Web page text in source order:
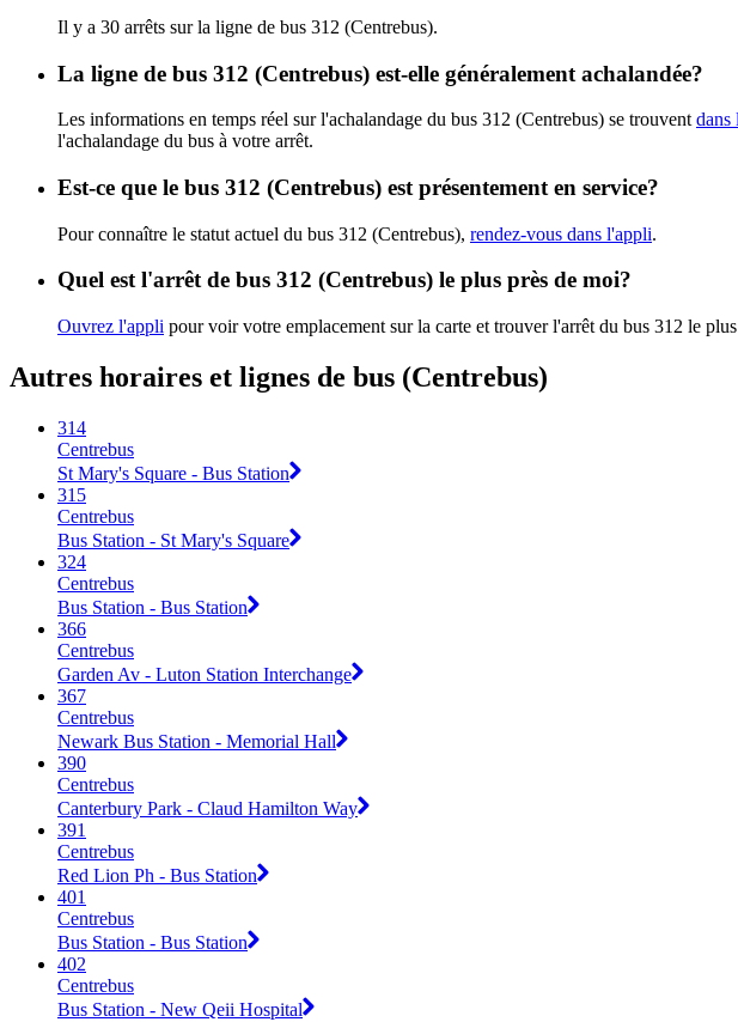
Il y a 30 arrêts sur la ligne de bus 312 (Centrebus).
La ligne de bus 312 (Centrebus) est-elle généralement achalandée?
Les informations en temps réel sur l'achalandage du bus 312 (Centrebus) se trouvent dans
l'achalandage du bus à votre arrêt.
Est-ce que le bus 312 (Centrebus) est présentement en service?
Pour connaître le statut actuel du bus 312 (Centrebus), rendez-vous dans l'appli.
Quel est l'arrêt de bus 312 (Centrebus) le plus près de moi?
Ouvrez l'appli pour voir votre emplacement sur la carte et trouver l'arrêt du bus 312 le
Autres horaires et lignes de bus (Centrebus)
314
Centrebus
St Mary's Square - Bus Station
315
Centrebus
Bus Station - St Mary's Square
324
Centrebus
Bus Station - Bus Station
366
Centrebus
Garden Av - Luton Station Interchange
367
Centrebus
Newark Bus Station - Memorial Hall
390
Centrebus
Canterbury Park - Claud Hamilton Way
391
Centrebus
Red Lion Ph - Bus Station
401
Centrebus
Bus Station - Bus Station
402
Centrebus
Bus Station - New Qeii Hospital